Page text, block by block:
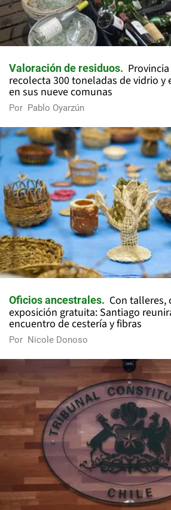
Valoración de residuos
recolecta 300 toneladas de vidrio y
en sus nueve comunas
Por Pablo Oyarzún
Oficios ancestrales
Con talleres,
exposición gratuita: Santiago
encuentro de cestería y fibras
Por Nicole Donoso